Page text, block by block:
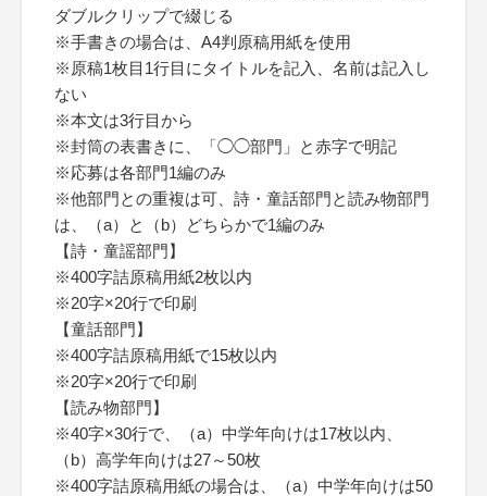
ダブルクリップで綴じる
※手書きの場合は、A4判原稿用紙を使用
※原稿1枚目1行目にタイトルを記入、名前は記入し
ない
※本文は3行目から
※封筒の表書きに、「◯◯部門」と赤字で明記
※応募は各部門1編のみ
※他部門との重複は可、詩・童話部門と読み物部門
は、（a）と（b）どちらかで1編のみ
【詩・童謡部門】
※400字詰原稿用紙2枚以内
※20字×20行で印刷
【童話部門】
※400字詰原稿用紙で15枚以内
※20字×20行で印刷
【読み物部門】
※40字×30行で、（a）中学年向けは17枚以内、
（b）高学年向けは27～50枚
※400字詰原稿用紙の場合は、（a）中学年向けは50